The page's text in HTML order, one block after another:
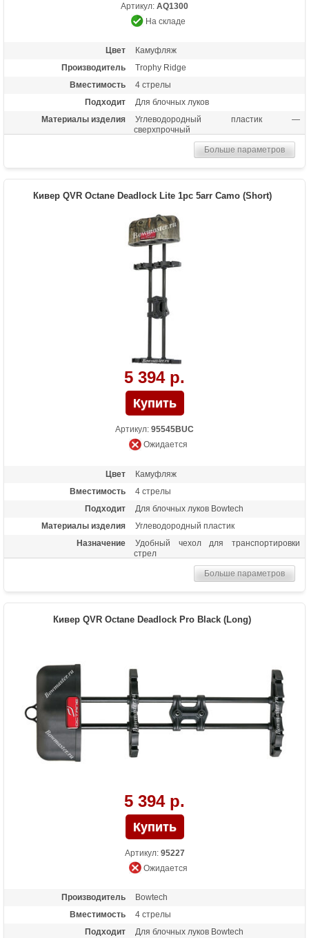
Артикул: AQ1300
На складе
Цвет
Камуфляж
Производитель
Trophy Ridge
Вместимость
4 стрелы
Подходит
Для блочных луков
Материалы изделия
Углеводородный пластик —
сверхпрочный
Удобный чехол для транспортировки
кивера по вертикали и горизонтали
Больше параметров
Кивер QVR Octane Deadlock Lite 1pc 5arr Camo (Short)
5 394 р.
Артикул: 95545BUC
Ожидается
Цвет
Камуфляж
Вместимость
4 стрелы
Подходит
Для блочных луков Bowtech
Материалы изделия
Углеводородный пластик
Назначение
Удобный чехол для транспортировки
стрел
Больше параметров
Кивер QVR Octane Deadlock Pro Black (Long)
5 394 р.
Артикул: 95227
Ожидается
Производитель
Bowtech
Вместимость
4 стрелы
Подходит
Для блочных луков Bowtech